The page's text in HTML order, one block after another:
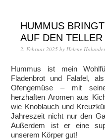
HUMMUS
AUF DEN TELLER
2. Februar 2025 by Helene Holunder
Hummus ist mein
Fladenbrot und Falafel,
Ofengemüse – mit
herzhaften Aromen aus
wie Knoblauch und
Jahreszeit nicht nur den
Außerdem ist er eine
unserem Körper gut!